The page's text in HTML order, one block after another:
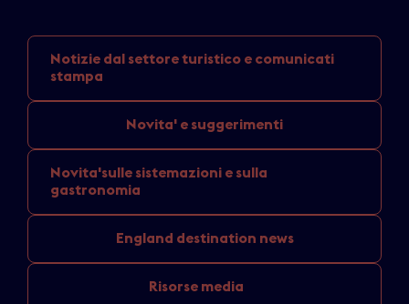
Notizie dal settoreturistico e comunicati
stampa
Novita' e suggerimenti
Novita'sulle sistemazioni e sulla
gastronomia
England destination news
Risorse media